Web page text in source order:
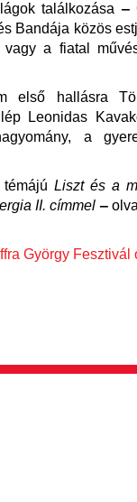
találkozása ‒
Bandája közös
a fiatal
első hallásra
Leonidas
a
témájúLiszt és a
II. címmel ‒
György Fesztivál